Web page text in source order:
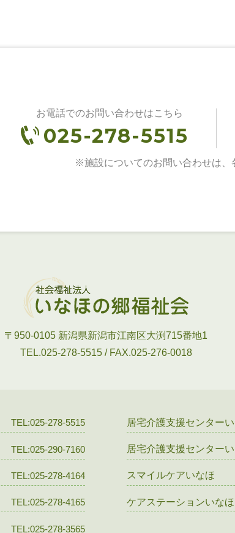
お電話でのお問い合わせはこちら
025-278-5515
※施設についてのお問い合わせは、
〒950-0105 新潟県新潟市江南区大渕715番地1
TEL.025-278-5515 / FAX.025-276-0018
TEL:025-278-5515
TEL:025-290-7160
TEL:025-278-4164
TEL:025-278-4165
TEL:025-278-3565
居宅介護支援センター
居宅介護支援センター
スマイルケアいなほ
ケアステーションいなほ